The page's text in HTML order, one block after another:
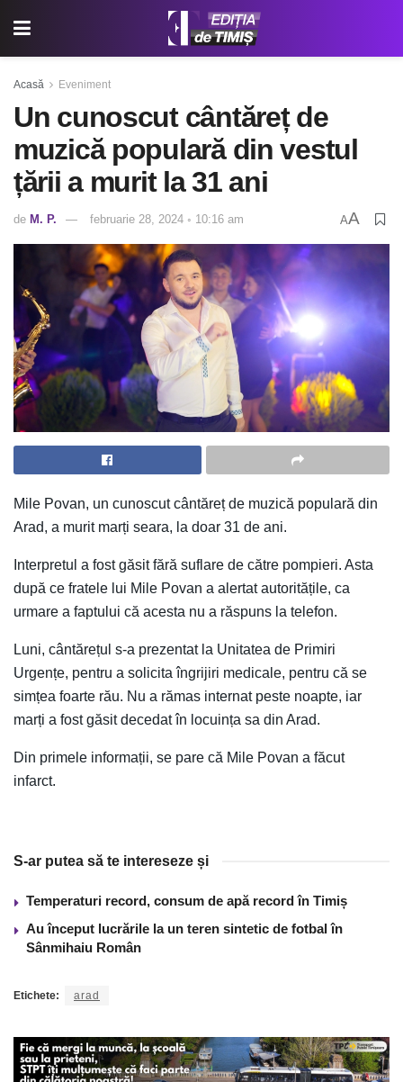
Acasă Eveniment
Un cunoscut cântăreț de
muzică populară din vestul
țării a murit la 31 ani
de M. P. februarie 28, 2024 ◦ 10:16 am AA
Mile Povan, un cunoscut cântăreț de muzică populară din
Arad, a murit marți seara, la doar 31 de ani.
Interpretul a fost găsit fără suflare de către pompieri. Asta
după ce fratele lui Mile Povan a alertat autoritățile, ca
urmare a faptului că acesta nu a răspuns la telefon.
Luni, cântărețul s-a prezentat la Unitatea de Primiri
Urgențe, pentru a solicita îngrijiri medicale, pentru că se
simțea foarte rău. Nu a rămas internat peste noapte, iar
marți a fost găsit decedat în locuința sa din Arad.
Din primele informații, se pare că Mile Povan a făcut
infarct.
S-ar putea să te intereseze și
Temperaturi record, consum de apă record în Timiș
Au început lucrările la un teren sintetic de fotbal în
Sânmihaiu Român
Etichete: arad